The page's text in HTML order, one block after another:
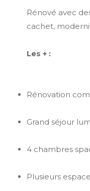
Rénové avec
cachet,
Les + :
Rénovation
Grand séjour
4 chambres
Plusieurs